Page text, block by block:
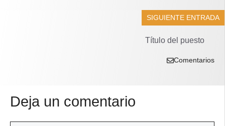
SIGUIENTE ENTRADA
Título del puesto
Comentarios
Deja un comentario